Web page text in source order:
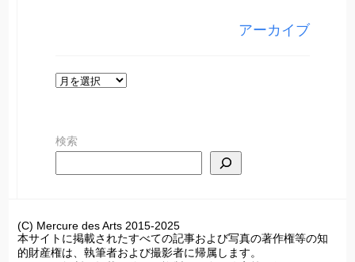
アーカイブ
ア
イ
検索
(C) Mercure des Arts 2015-2025
本サイトに掲載されたすべての記事および写真の著作権等の知
的財産権は、執筆者および撮影者に帰属します。